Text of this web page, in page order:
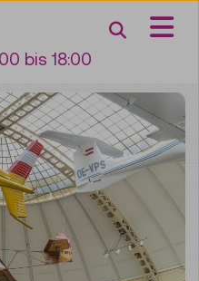
Suche
bis 18:00